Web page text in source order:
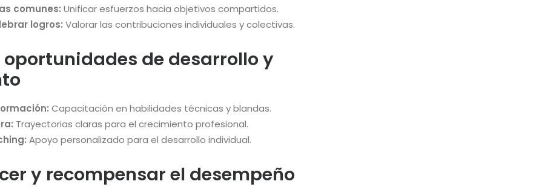
comunes: Unificar esfuerzos hacia objetivos compartidos.
logros: Valorar las contribuciones individuales y colectivas.
oportunidades de desarrollo y
Capacitación en habilidades técnicas y blandas.
Trayectorias claras para el crecimiento profesional.
Apoyo personalizado para el desarrollo individual.
y recompensar el desempeño